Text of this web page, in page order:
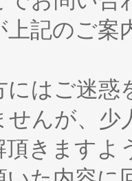
上記のご
にはご迷惑
せんが、少
頂きますよ